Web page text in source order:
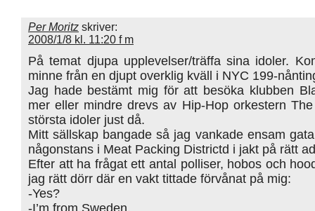
Per Moritz skriver:
2008/1/8 kl. 11:20 f m
På temat djupa upplevelser/träffa sina idoler.
minne från en djupt overklig kväll i NYC 199-
Jag hade bestämt mig för att besöka klubben
mer eller mindre drevs av Hip-Hop orkestern
största idoler just då.
Mitt sällskap bangade så jag vankade ensam
någonstans i Meat Packing Districtd i jakt på rätt
Efter att ha frågat ett antal polliser, hobos och
jag rätt dörr där en vakt tittade förvånat på mig:
-Yes?
-I’m from Sweden.